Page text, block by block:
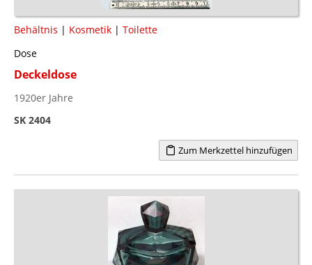
Behältnis | Kosmetik | Toilette
Dose
Deckeldose
1920er Jahre
SK 2404
Zum Merkzettel hinzufügen